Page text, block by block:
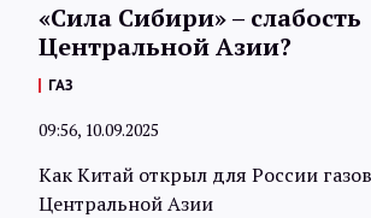
Статьи
«Сила Сибири» – слабость
Центральной Азии?
ГАЗ
09:56, 10.09.2025
Как Китай открыл для России
Центральной Азии